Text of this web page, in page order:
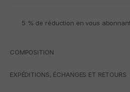
5 % de réduction en vous
COMPOSITION
EXPÉDITIONS, ÉCHANGES ET RETOURS